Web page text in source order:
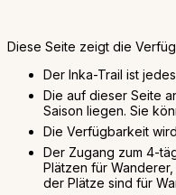
Diese Seite zeigt die
Der Inka-Trail ist
Die auf dieser Seite
Saison liegen. Sie
Die Verfügbarkeit
Der Zugang zum 4-
Plätzen für
der Plätze sind für